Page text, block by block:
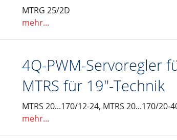
MTRG 25/2D
mehr...
4Q-PWM-Servoregler
MTRS für 19"-Technik
MTRS 20...170/12-24, MTRS 20...170/20-
mehr...